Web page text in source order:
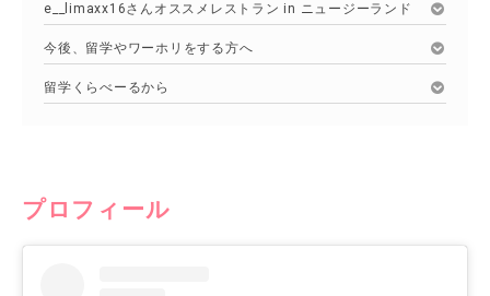
e__limaxx16さんオススメレストラン in ニュージーランド
今後、留学やワーホリをする方へ
留学くらべーるから
プロフィール